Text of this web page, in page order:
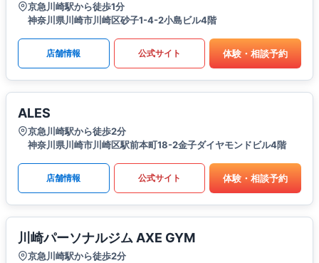
京急川崎駅から徒歩1分
神奈川県川崎市川崎区砂子1-4-2小島ビル4階
店舗情報 公式サイト 体験・相談予約
ALES
京急川崎駅から徒歩2分
神奈川県川崎市川崎区駅前本町18-2金子ダイヤモンドビル4階
店舗情報 公式サイト 体験・相談予約
川崎パーソナルジム AXE GYM
京急川崎駅から徒歩2分